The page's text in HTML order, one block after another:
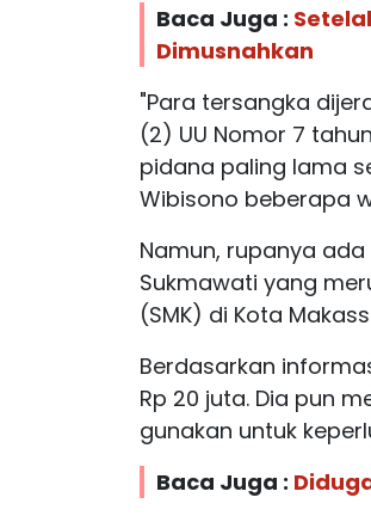
Baca Juga :
Dimusnahkan
"Para tersangka
(2) UU Nomor 7
pidana paling lama
Wibisono beberapa
Namun, rupanya
Sukmawati yang
(SMK) di Kota
Berdasarkan
Rp 20 juta. Dia pun
gunakan untuk
Baca Juga :